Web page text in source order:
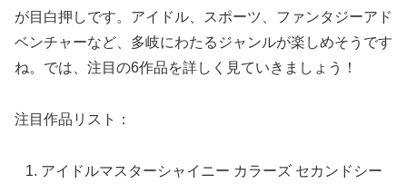
が目白押しです。アイドル、スポーツ、ファンタジーアド
ベンチャーなど、多岐にわたるジャンルが楽しめそうです
ね。では、注目の6作品を詳しく見ていきましょう！
注目作品リスト：
アイドルマスターシャイニー カラーズ セカンドシー